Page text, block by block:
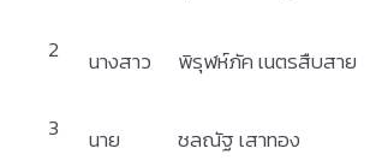
2 นางสาว พิรุฬห์ภัค เนตรสืบสาย
3 นาย ชลณัฐ เสาทอง